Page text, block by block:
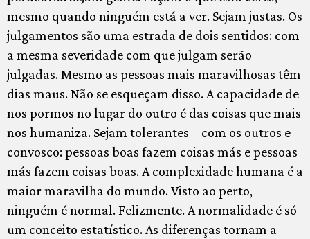
mesmo quando ninguém está a ver. Sejam justas. Os
julgamentos são uma estrada de dois sentidos: com
a mesma severidade com que julgam serão
julgadas. Mesmo as pessoas mais maravilhosas têm
dias maus. Não se esqueçam disso. A capacidade de
nos pormos no lugar do outro é das coisas que mais
nos humaniza. Sejam tolerantes – com os outros e
convosco: pessoas boas fazem coisas más e pessoas
más fazem coisas boas. A complexidade humana é a
maior maravilha do mundo. Visto ao perto,
ninguém é normal. Felizmente. A normalidade é só
um conceito estatístico. As diferenças tornam a